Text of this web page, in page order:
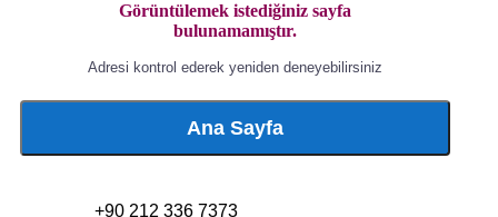
Görüntülemek istediğiniz sayfa
bulunamamıştır.
Adresi kontrol ederek yeniden deneyebilirsiniz
Ana Sayfa
+90 212 336 7373